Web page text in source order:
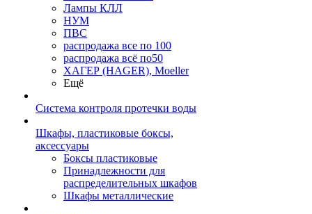
Лампы КЛЛ
НУМ
ПВС
распродажа все по 100
распродажа всё по50
ХАГЕР (HAGER), Moeller
Ещё
Система контроля протечки воды
Шкафы, пластиковые боксы,
аксессуары
Боксы пластиковые
Принадлежности для
распределительных шкафов
Шкафы металлические